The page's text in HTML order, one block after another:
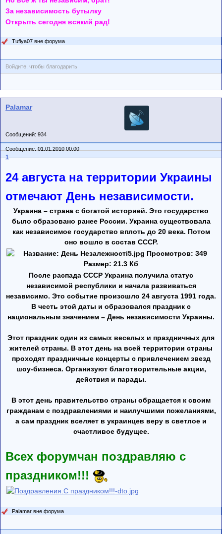
За независимость бутылку
Открыть сегодня всякий рад!
Tuflya07 вне форума
Войдите, чтобы благодарить
Palamar
Сообщений: 934
Сообщение: 01.01.2010 00:00
1
24 августа на территории Украины
отмечают День независимости.
Украина – страна с богатой историей. Это государство
было образовано ранее России. Украина существовала
как независимое государство вплоть до 20 века. Потом
оно вошло в состав СССР.
После распада СССР Украина получила статус
независимой республики и начала развиваться
независимо. Это событие произошло 24 августа 1991 года.
В честь этой даты и образовался праздник с
национальным значением – День независимости Украины.
Этот праздник один из самых веселых и праздничных для
жителей страны. В этот день на всей территории страны
проходят праздничные концерты с привлечением звезд
шоу-бизнеса. Организуют благотворительные акции,
действия и парады.
В этот день правительство страны обращается к своим
гражданам с поздравлениями и наилучшими пожеланиями,
а сам праздник вселяет в украинцев веру в светлое и
счастливое будущее.
Всех форумчан поздравляю с
праздником!!!
Palamar вне форума